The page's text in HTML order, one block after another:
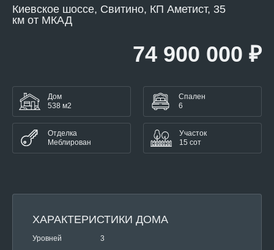
Киевское шоссе, Свитино, КП Аметист, 35
км от МКАД
74 900 000 ₽
Дом
538 м2
Спален
6
Отделка
Меблирован
Участок
15 сот
ХАРАКТЕРИСТИКИ ДОМА
Уровней 3